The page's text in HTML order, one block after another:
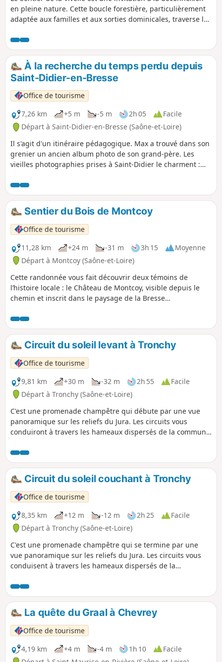
en pleine nature. Cette boucle forestière, particulièrement
adaptée aux familles et aux sorties dominicales, traverse le
rend accessible à tous les niveaux, y compris aux jeunes
enfants. C'est un itinéraire idéal pour découvrir la flore
locale, et profiter du calme d'un massif forestier préservé.
À la recherche du temps perdu depuis
Saint-Didier-en-Bresse
Office de tourisme
7,26 km
+5 m -5 m 2h 05
Facile
Départ à Saint-Didier-en-Bresse (Saône-et-Loire)
Il s'agit d'un itinéraire pédagogique. Max a trouvé dans son
grenier un ancien album photo de son grand-père. Les
vieilles photographies prises à Saint-Didier le charment :
volailles appétissantes. Ni une, ni deux, Max entraîne son
ami Jack sur les traces de son aïeul, mais les choses ont
bien changé depuis les années 1950.
Sentier du Bois de Montcoy
Office de tourisme
11,28 km
+24 m -31 m 3h 15
Moyenne
Départ à Montcoy (Saône-et-Loire)
Cette randonnée vous fait découvrir deux témoins de
l’histoire locale : le Château de Montcoy, visible depuis le
chemin et inscrit dans le paysage de la Bresse
d’un ancien site fortifié médiéval. C'est une promenade
entre nature et patrimoine.
Circuit du soleil levant à Tronchy
Office de tourisme
9,81 km
+30 m -32 m 2h 55
Facile
Départ à Tronchy (Saône-et-Loire)
C'est une promenade champêtre qui débute par une vue
panoramique sur les reliefs du Jura. Les circuits vous
conduiront à travers les hameaux dispersés de la commune
d'anciens moulins.
Circuit du soleil couchant à Tronchy
Office de tourisme
8,35 km
+12 m -12 m 2h 25
Facile
Départ à Tronchy (Saône-et-Loire)
C'est une promenade champêtre qui se termine par une
vue panoramique sur les reliefs du Jura. Les circuits vous
conduisent à travers les hameaux dispersés de la
bressanes et anciens moulins.
La quête du Graal à Chevrey
Office de tourisme
4,19 km
+4 m -4 m 1h 10
Facile